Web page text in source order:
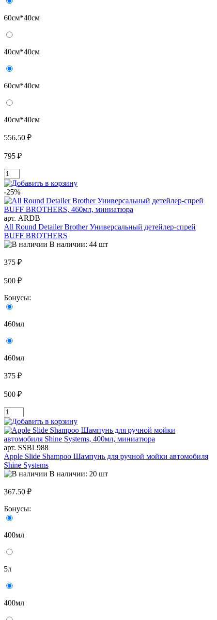
60см*40см
40см*40см
60см*40см
40см*40см
556.50 ₽
795 ₽
-25%
арт. ARDB
All Round Detailer Brother Универсальный детейлер-спрей
BUFF BROTHERS
В наличии: 44 шт
375 ₽
500 ₽
Бонусы:
460мл
460мл
375 ₽
500 ₽
арт. SSBL988
Apple Slide Shampoo Шампунь для ручной мойки автомобиля
Shine Systems
В наличии: 20 шт
367.50 ₽
Бонусы:
400мл
5л
400мл